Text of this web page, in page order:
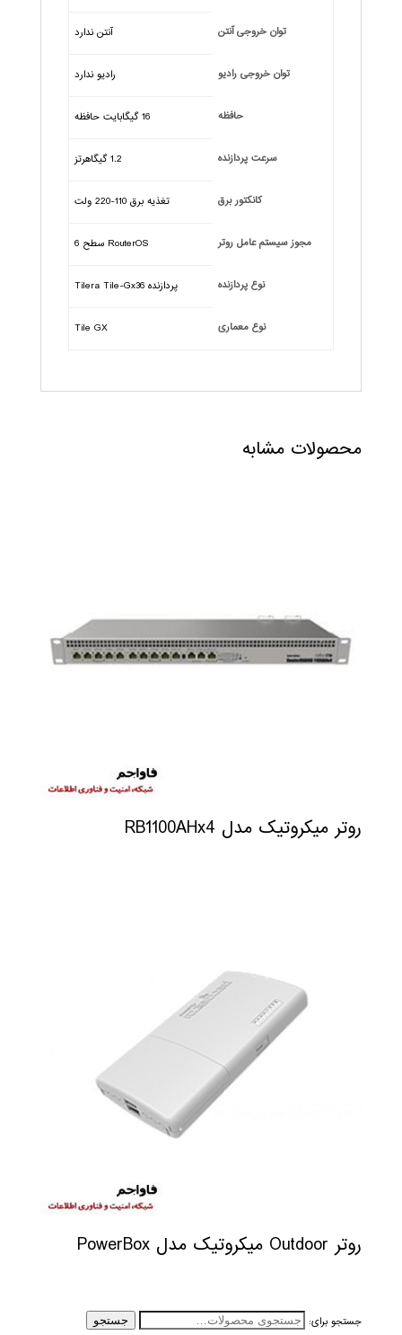
توان خروجی آنتن آنتن ندارد
توان خروجی رادیو رادیو ندارد
حافظه 16 گیگابایت حافظه
سرعت پردازنده 1.2 گیگاهرتز
کانکتور برق تغذیه برق 110-220 ولت
مجوز سیستم عامل روتر RouterOS سطح 6
نوع پردازنده پردازنده Tilera Tile-Gx36
نوع معماری Tile GX
محصولات مشابه
روتر میکروتیک مدل RB1100AHx4
روتر Outdoor میکروتیک مدل PowerBox
جستجو برای: جستجو